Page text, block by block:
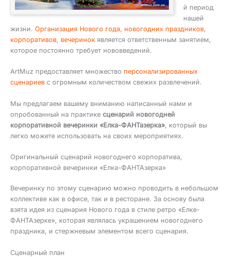
й период
нашей
жизни. Организация Нового года, новогодних праздников,
корпоративов, вечеринок является ответственным занятием,
которое постоянно требует нововведений.
ArtMuz предоставляет множество персонализированных
сценариев с огромным количеством свежих развлечений.
Мы предлагаем вашему вниманию написанный нами и
опробованный на практике сценарий новогодней
корпоративной вечеринки «Елка-ФАНТазерка», который вы
легко можете использовать на своих мероприятиях.
Оригинальный сценарий новогоднего корпоратива,
корпоративной вечеринки «Елка-ФАНТАзерка»
Вечеринку по этому сценарию можно проводить в небольшом
коллективе как в офисе, так и в ресторане. За основу была
взята идея из сценария Нового года в стиле ретро «Елке-
ФАНТАзерке», которая являлась украшением новогоднего
праздника, и стержневым элементом всего сценария.
Сценарный план